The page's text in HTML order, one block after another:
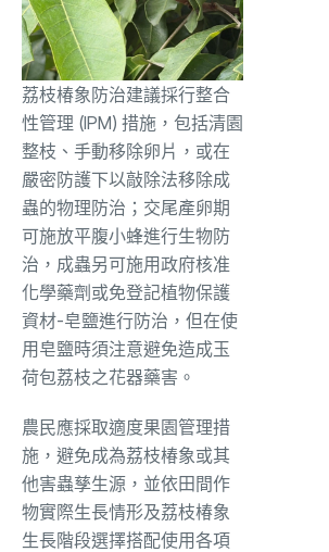
荔枝椿象防治建議採行整合
性管理 (IPM) 措施，包括清園
整枝、手動移除卵片，或在
嚴密防護下以敲除法移除成
蟲的物理防治；交尾產卵期
可施放平腹小蜂進行生物防
治，成蟲另可施用政府核准
化學藥劑或免登記植物保護
資材-皂鹽進行防治，但在使
用皂鹽時須注意避免造成玉
荷包荔枝之花器藥害。
農民應採取適度果園管理措
施，避免成為荔枝椿象或其
他害蟲孳生源，並依田間作
物實際生長情形及荔枝椿象
生長階段選擇搭配使用各項